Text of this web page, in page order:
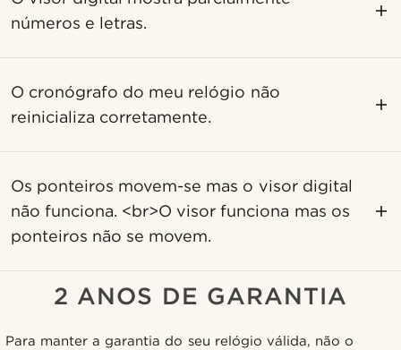
números e letras.
O cronógrafo do meu relógio não
reinicializa corretamente.
Os ponteiros movem-se mas o visor digital
não funciona. <br>O visor funciona mas os
ponteiros não se movem.
2 ANOS DE GARANTIA
Para manter a garantia do seu relógio válida, não o